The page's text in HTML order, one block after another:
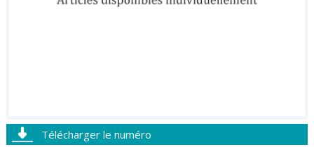
Télécharger le numéro